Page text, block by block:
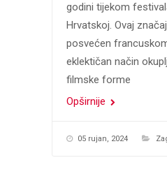
godini tijekom
Hrvatskoj. Ovaj
posvećen
eklektičan način
filmske forme
Opširnije
05 rujan, 2024